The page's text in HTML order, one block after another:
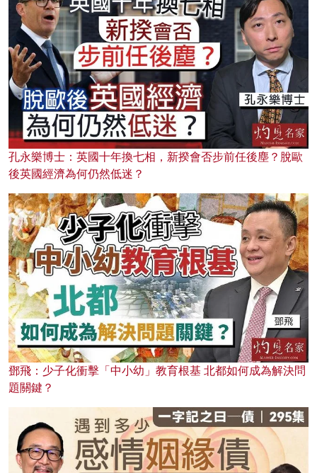
孔永樂博士：英國十年換七相，新揆會否步前任後塵？脫歐
後英國經濟為何仍然低迷？
鄧飛：少子化衝擊「中小幼」教育根基 北都如何成為解決問
題關鍵？